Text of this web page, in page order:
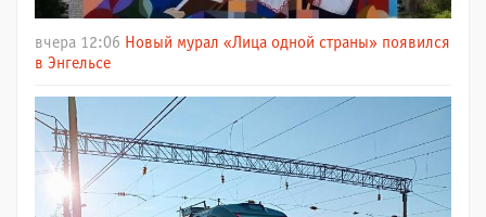
вчера 12:06 Новый мурал «Лица одной страны» появился
в Энгельсе